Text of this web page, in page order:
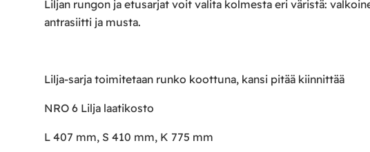
Liljan rungon ja etusarjat voit valita kolmesta eri väristä:
antrasiitti ja musta.
Lilja-sarja toimitetaan runko koottuna, kansi pitää kiinnittää
NRO 6 Lilja laatikosto
L 407 mm, S 410 mm, K 775 mm